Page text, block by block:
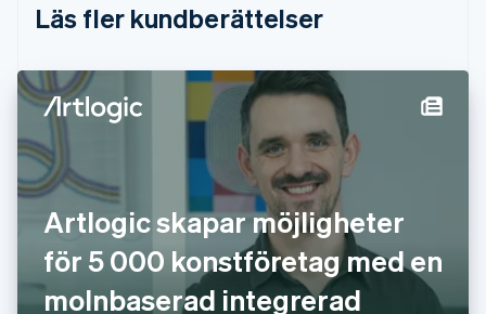
Läs fler kundberättelser
Artlogic skapar möjligheter
för 5 000 konstföretag med en
molnbaserad integrerad
English
Finland
EnglishSvenska
Frankrike
Förenade Arabemiraten
English
Gibraltar
English
Grekland
English